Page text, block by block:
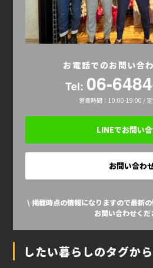
お電話でのお問い合
Tel: 06-
営業時間：10:00-19:00 /
LINEでお問い
お問い合わ
\ 掲載時点の情報になりますので最新
お問い合わせくだ
したい暮らしのタグか